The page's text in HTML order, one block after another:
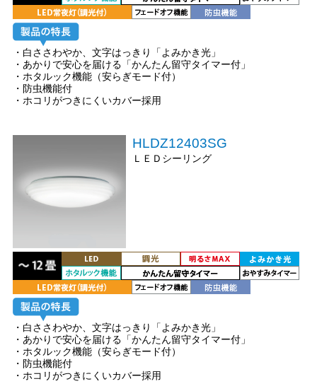
・白ささわやか、文字はっきり「よみかき光」
・あかりで安心を届ける「かんたん留守タイマー付」
・ホタルック機能（安らぎモード付）
・防虫機能付
・ホコリがつきにくいカバー採用
HLDZ12403SG
ＬＥＤシーリング
・白ささわやか、文字はっきり「よみかき光」
・あかりで安心を届ける「かんたん留守タイマー付」
・ホタルック機能（安らぎモード付）
・防虫機能付
・ホコリがつきにくいカバー採用